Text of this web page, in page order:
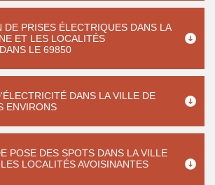
DE PRISES ÉLECTRIQUES DANS LA
ET LES LOCALITÉS
LE 69850
DANS LA VILLE DE
ENVIRONS
POSE DES SPOTS DANS LA VILLE
LOCALITÉS AVOISINANTES